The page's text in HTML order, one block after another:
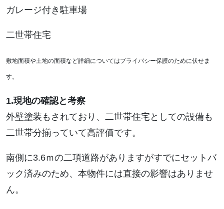
ガレージ付き駐車場
二世帯住宅
敷地面積や土地の面積など詳細についてはプライバシー保護のために伏せま
す。
1.現地の確認と考察
外壁塗装もされており、二世帯住宅としての設備も
二世帯分揃っていて高評価です。
南側に3.6ｍの二項道路がありますがすでにセットバ
ック済みのため、本物件には直接の影響はありませ
ん。